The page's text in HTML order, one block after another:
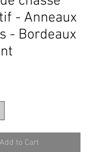
- Anneaux
- Bordeaux
Add to Cart